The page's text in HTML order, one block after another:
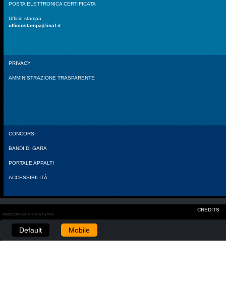
POSTA ELETTRONICA CERTIFICATA
Ufficio stampa:
ufficiostampa@inaf.it
PRIVACY
AMMINISTRAZIONE TRASPARENTE
CONCORSI
BANDI DI GARA
PORTALE APPALTI
ACCESSIBILITÀ
CREDITS
Realizzato con Plone & Python
Default Mobile